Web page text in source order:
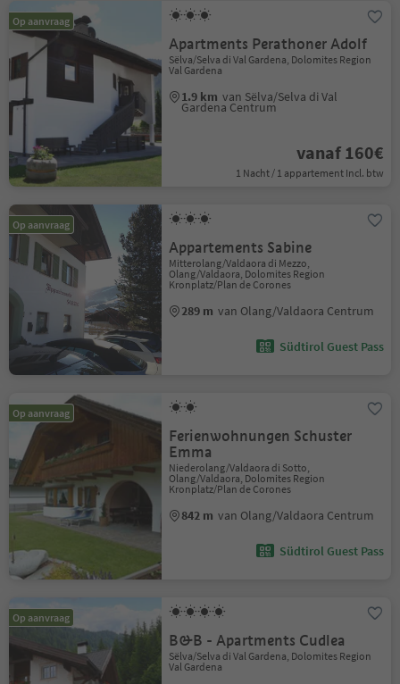
Op aanvraag
Apartments Perathoner Adolf
Sëlva/Selva di Val Gardena, Dolomites Region
Val Gardena
1.9 km van Sëlva/Selva di Val
Gardena Centrum
vanaf 160€
1 Nacht / 1 appartement Incl. btw
Op aanvraag
Appartements Sabine
Mitterolang/Valdaora di Mezzo,
Olang/Valdaora, Dolomites Region
Kronplatz/Plan de Corones
289 m van Olang/Valdaora Centrum
Südtirol Guest Pass
Op aanvraag
Ferienwohnungen Schuster
Emma
Niederolang/Valdaora di Sotto,
Olang/Valdaora, Dolomites Region
Kronplatz/Plan de Corones
842 m van Olang/Valdaora Centrum
Südtirol Guest Pass
Op aanvraag
B&B - Apartments Cudlea
Sëlva/Selva di Val Gardena, Dolomites Region
Val Gardena